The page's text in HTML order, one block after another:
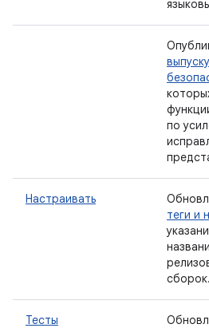
по
Настраивать
теги и
сборок.
Тесты